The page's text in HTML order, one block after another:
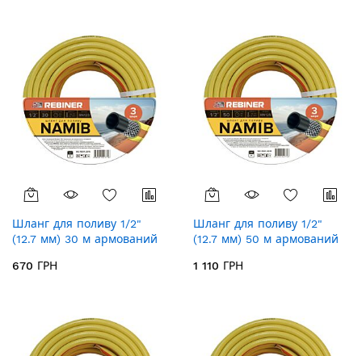
Шланг для поливу 1/2"
(12.7 мм) 30 м армований
670 ГРН
Шланг для поливу 1/2"
(12.7 мм) 50 м армований
1 110 ГРН